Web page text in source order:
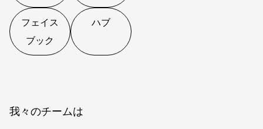
フェイス
ブック
ハブ
我々のチームは